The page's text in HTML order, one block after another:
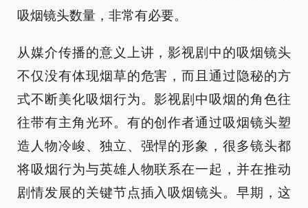
吸烟镜头数量，非常有必要。
从媒介传播的意义上讲，影视剧中的吸烟镜头
不仅没有体现烟草的危害，而且通过隐秘的方
式不断美化吸烟行为。影视剧中吸烟的角色往
往带有主角光环。有的创作者通过吸烟镜头塑
造人物冷峻、独立、强悍的形象，很多镜头都
将吸烟行为与英雄人物联系在一起，并在推动
剧情发展的关键节点插入吸烟镜头。早期，这